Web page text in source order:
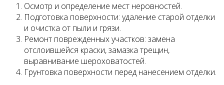
Осмотр и определение мест неровностей.
Подготовка поверхности: удаление старой отделки
и очистка от пыли и грязи.
Ремонт поврежденных участков: замена
отслоившейся краски, замазка трещин,
выравнивание шероховатостей.
Грунтовка поверхности перед нанесением отделки.